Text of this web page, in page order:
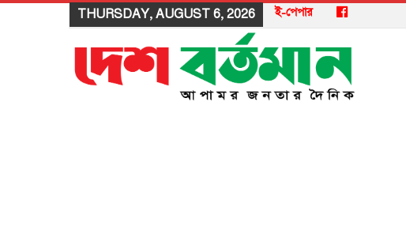
THURSDAY, AUGUST 6, 2026 ই-পেপার